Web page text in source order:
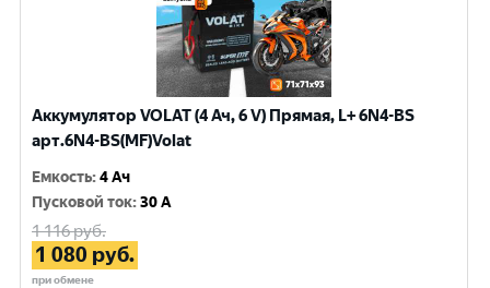
Аккумулятор VOLAT (4 Ач, 6 V) Прямая, L+ 6N4-BS
арт.6N4-BS(MF)Volat
Емкость:4 Ач
Пусковой ток:30 A
1 116руб.
1 080 руб.
при обмене